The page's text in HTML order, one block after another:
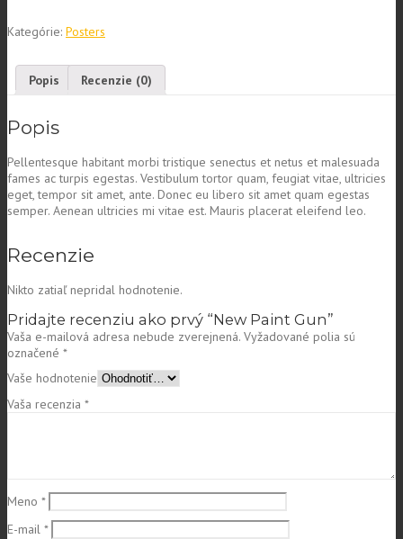
Kategórie: Posters
Popis Recenzie (0)
Popis
Pellentesque habitant morbi tristique senectus et netus et malesuada
fames ac turpis egestas. Vestibulum tortor quam, feugiat vitae, ultricies
eget, tempor sit amet, ante. Donec eu libero sit amet quam egestas
semper. Aenean ultricies mi vitae est. Mauris placerat eleifend leo.
Recenzie
Nikto zatiaľ nepridal hodnotenie.
Pridajte recenziu ako prvý “New Paint Gun”
Vaša e-mailová adresa nebude zverejnená. Vyžadované polia sú
označené *
Vaše hodnotenie
Vaša recenzia *
Meno *
E-mail *